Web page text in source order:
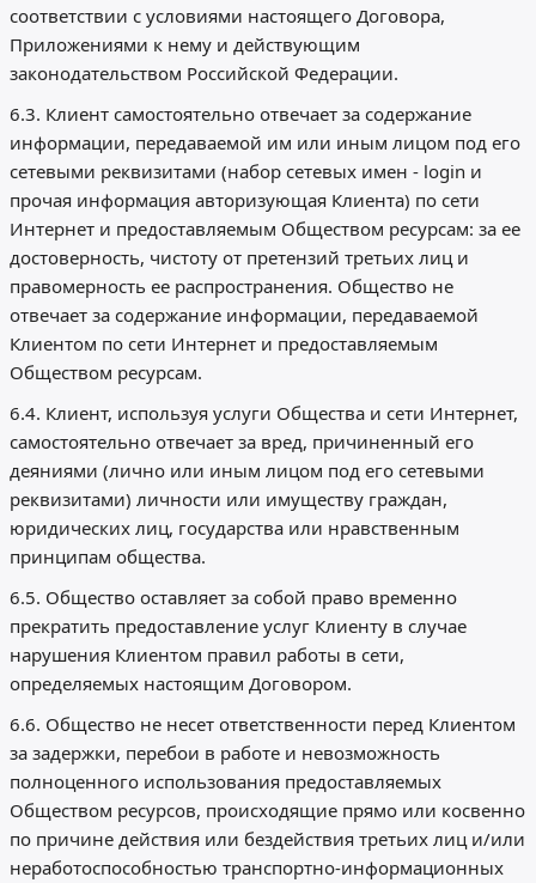
соответствии с условиями настоящего Договора,
Приложениями к нему и действующим
законодательством Российской Федерации.
6.3. Клиент самостоятельно отвечает за содержание
информации, передаваемой им или иным лицом под его
сетевыми реквизитами (набор сетевых имен - login и
прочая информация авторизующая Клиента) по сети
Интернет и предоставляемым Обществом ресурсам: за ее
достоверность, чистоту от претензий третьих лиц и
правомерность ее распространения. Общество не
отвечает за содержание информации, передаваемой
Клиентом по сети Интернет и предоставляемым
Обществом ресурсам.
6.4. Клиент, используя услуги Общества и сети Интернет,
самостоятельно отвечает за вред, причиненный его
деяниями (лично или иным лицом под его сетевыми
реквизитами) личности или имуществу граждан,
юридических лиц, государства или нравственным
принципам общества.
6.5. Общество оставляет за собой право временно
прекратить предоставление услуг Клиенту в случае
нарушения Клиентом правил работы в сети,
определяемых настоящим Договором.
6.6. Общество не несет ответственности перед Клиентом
за задержки, перебои в работе и невозможность
полноценного использования предоставляемых
Обществом ресурсов, происходящие прямо или косвенно
по причине действия или бездействия третьих лиц и/или
неработоспособностью транспортно-информационных